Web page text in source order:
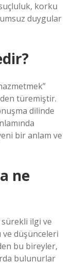
korku
duygular
türemiştir.
dilinde
bir anlam ve
ne
ilgi ve
düşünceleri
bu bireyler,
bulunurlar